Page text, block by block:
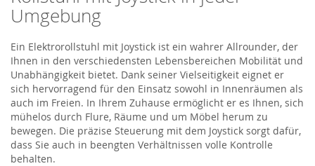
Umgebung
Ein Elektrorollstuhl mit Joystick ist ein wahrer Allrounder, der
Ihnen in den verschiedensten Lebensbereichen Mobilität und
Unabhängigkeit bietet. Dank seiner Vielseitigkeit eignet er
sich hervorragend für den Einsatz sowohl in Innenräumen als
auch im Freien. In Ihrem Zuhause ermöglicht er es Ihnen, sich
mühelos durch Flure, Räume und um Möbel herum zu
bewegen. Die präzise Steuerung mit dem Joystick sorgt dafür,
dass Sie auch in beengten Verhältnissen volle Kontrolle
behalten.